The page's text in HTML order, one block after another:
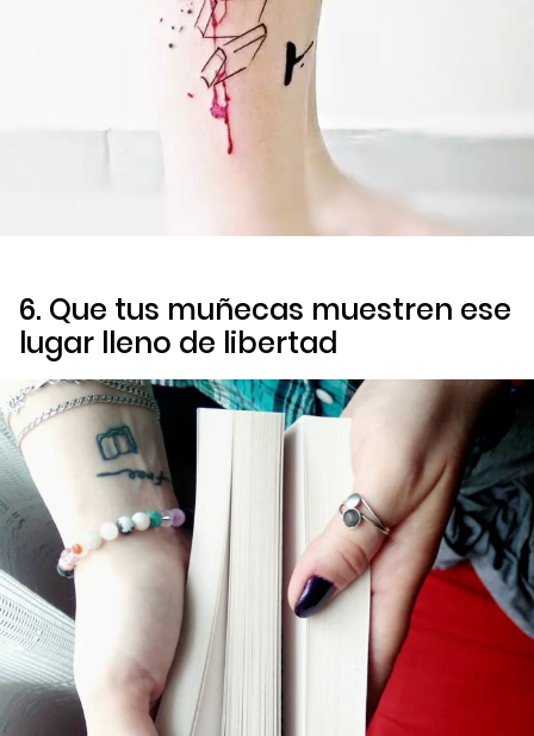
6. Que tus muñecas muestren ese
lugar lleno de libertad